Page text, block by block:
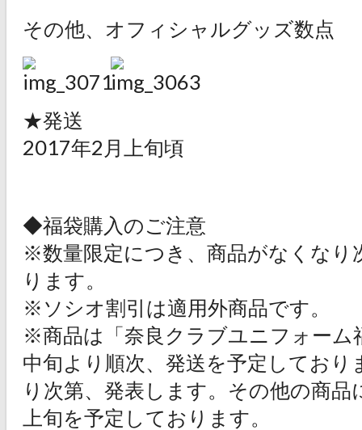
その他、オフィシャルグッズ数点
★発送
2017年2月上旬頃
◆福袋購入のご注意
※数量限定につき、商品がなくなり
ります。
※ソシオ割引は適用外商品です。
※商品は「奈良クラブユニフォーム
中旬より順次、発送を予定しており
り次第、発表します。その他の商
上旬を予定しております。